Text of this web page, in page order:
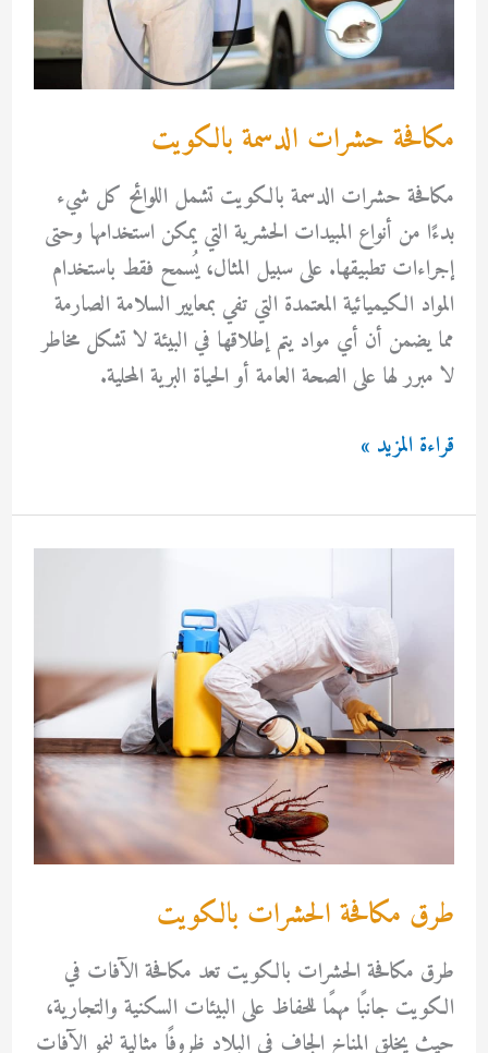
مكافحة حشرات الدسمة بالكويت
مكافحة حشرات الدسمة بالكويت تشمل اللوائح كل شيء
بدءًا من أنواع المبيدات الحشرية التي يمكن استخدامها وحتى
إجراءات تطبيقها. على سبيل المثال، يُسمح فقط باستخدام
المواد الكيميائية المعتمدة التي تفي بمعايير السلامة الصارمة
مما يضمن أن أي مواد يتم إطلاقها في البيئة لا تشكل مخاطر
لا مبرر لها على الصحة العامة أو الحياة البرية المحلية.
مكافحة
الدسمة
بالكويت
قراءة المزيد »
طرق مكافحة الحشرات بالكويت
طرق مكافحة الحشرات بالكويت تعد مكافحة الآفات في
الكويت جانبًا مهمًا للحفاظ على البيئات السكنية والتجارية،
حيث يخلق المناخ الجاف في البلاد ظروفًا مثالية لنمو الآفات